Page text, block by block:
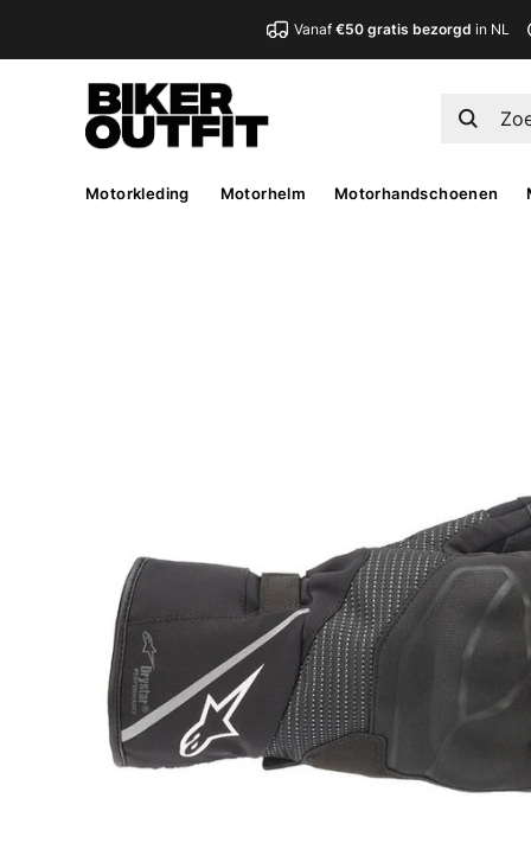
Vanaf€50 gratis bezorgd in NL
Motorkleding Motorhelm Motorhandschoenen